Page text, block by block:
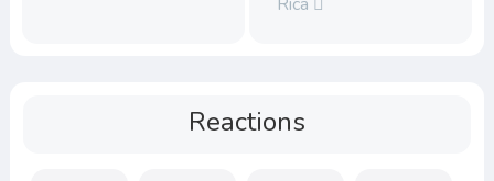
Reactions